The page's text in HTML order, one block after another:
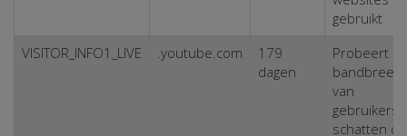
gebruikt
VISITOR_INFO1_LIVE
.youtube.com
179
dagen
Probeert
van
gebruikers
schatten op